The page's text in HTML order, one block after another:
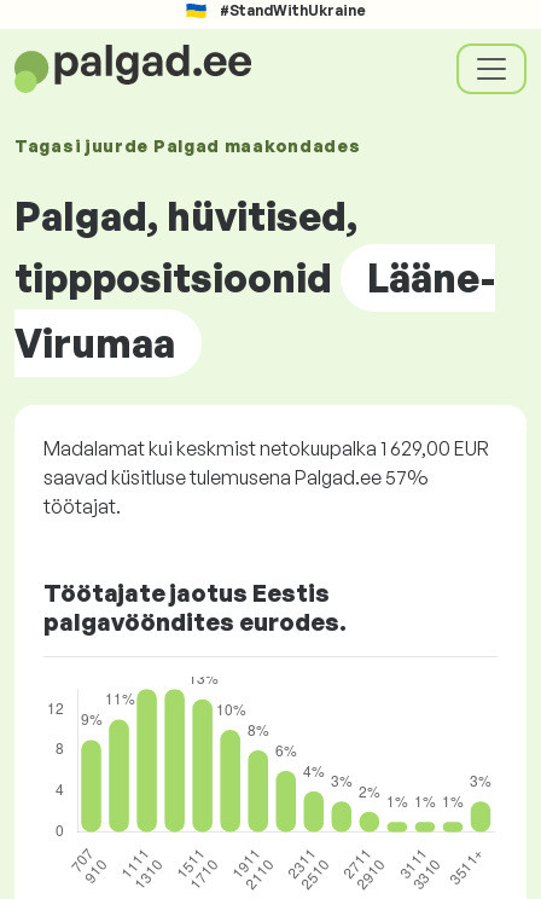
#StandWithUkraine
Tagasi juurde Palgad maakondades
Palgad, hüvitised,
tipppositsioonid
Lääne-
Virumaa
Madalamat kui keskmist netokuupalka 1 629,00 EUR
saavad küsitluse tulemusena Palgad.ee 57%
töötajat.
Töötajate jaotus Eestis
palgavööndites eurodes.